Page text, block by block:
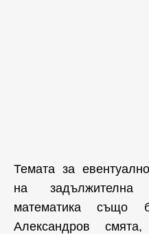
Темата за
на
математика също
Александров